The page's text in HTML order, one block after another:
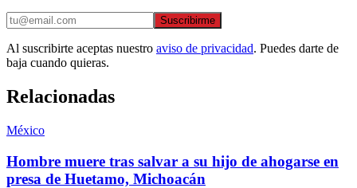
Suscribirme
Al suscribirte aceptas nuestro aviso de privacidad. Puedes darte de
baja cuando quieras.
Relacionadas
México
Hombre muere tras salvar a su hijo de ahogarse en
presa de Huetamo, Michoacán